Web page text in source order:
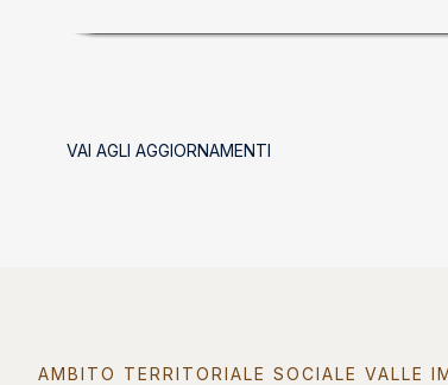
VAI AGLI AGGIORNAMENTI
AMBITO TERRITORIALE SOCIALE VALLE